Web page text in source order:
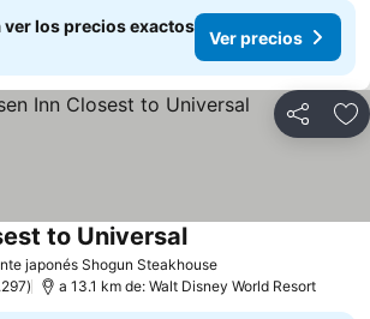
ver los precios exactos
Ver precios
Compartir
japonés Shogun Steakhouse
to Universal
a 13.1 km de: Walt Disney World Resort